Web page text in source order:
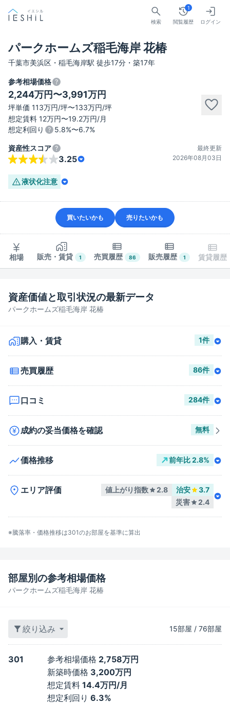
検索 閲覧履歴
1
ログイン
パークホームズ稲毛海岸 花椿
千葉市美浜区・稲毛海岸駅 徒歩17分・築17年
参考相場価格
2,244万円〜3,991万円
坪単価 113万円/坪〜133万円/坪
想定賃料 12万円〜19.2万円/月
想定利回り
5.8%〜6.7%
資産性スコア
3.25
最終更新
2026年08月03日
液状化注意
買いたいかも 売りたいかも
相場 販売・賃貸 1 売買履歴 86 販売履歴 1 賃貸履歴
パークホームズ稲毛海岸 花椿
資産価値と取引状況の最新データ
購入・賃貸 1件
売買履歴 86件
口コミ 284件
成約の妥当価格を確認 無料
価格推移 前年比2.8%
エリア評価 値上がり指数 2.8 治安
3.7
災害
2.4
※騰落率・価格推移は301のお部屋を基準に算出
パークホームズ稲毛海岸 花椿
部屋別の参考相場価格
絞り込み 15部屋 / 76部屋
301 参考相場価格 2,758万円
新築時価格 3,200万円
想定賃料 14.4万円/月
想定利回り 6.3%